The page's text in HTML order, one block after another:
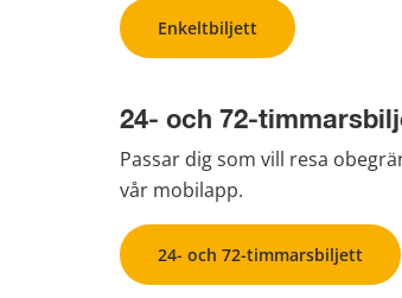
Enkeltbiljett
24- och 72-
Passar dig som vill resa
vår mobilapp.
24- och 72-timmarsbiljett